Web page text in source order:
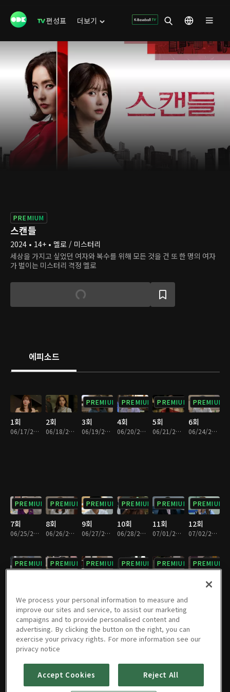
편성표 더보기
PREMIUM
스캔들
2024 • 14+ • 멜로 / 미스터리
세상을 가지고 싶었던 여자와 복수를 위해 모든 것을 건 또 한 명의 여자
가 벌이는 미스터리 격정 멜로
에피소드
1회
06/17/2024 • 34분
2회
06/18/2024 • 34분
PREMIUM
3회
06/19/2024 • 30분
PREMIUM
4회
06/20/2024 • 32분
PREMIUM
5회
06/21/2024 • 33분
PREMIUM
6회
06/24/2024 • 35분
PREMIUM
7회
06/25/2024 • 32분
PREMIUM
8회
06/26/2024 • 32분
PREMIUM
9회
06/27/2024 • 31분
PREMIUM
10회
06/28/2024 • 32분
PREMIUM
11회
07/01/2024 • 33분
PREMIUM
12회
07/02/2024 • 31분
PREMIUM PREMIUM PREMIUM PREMIUM PREMIUM PREMIUM
PREMIUM
19회
07/11/2024 • 32분
PREMIUM
20회
PREMIUM
21회
PREMIUM
22회
PREMIUM
23회 24회
PREMIUM PREMIUM
We process your personal information to measure and
improve our sites and service, to assist our marketing
campaigns and to provide personalised content and
advertising. By clicking the button on the right, you can
exercise your privacy rights. For more information see our
privacy notice
Accept Cookies Reject All